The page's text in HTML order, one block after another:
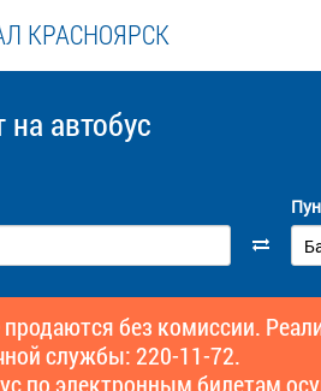
КРАСНОЯРСК
на автобус
без комиссии.
службы: 220-11-72.
по электронным билетам